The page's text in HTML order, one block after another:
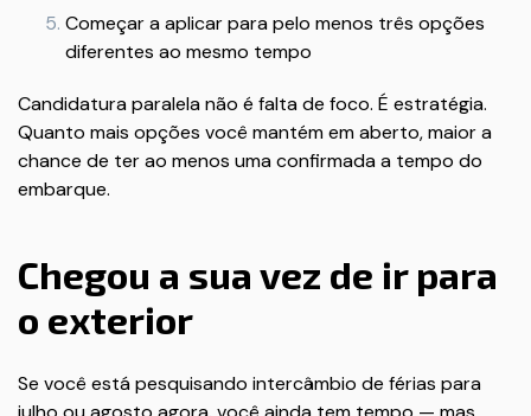
Começar a aplicar para pelo menos três opções
diferentes ao mesmo tempo
Candidatura paralela não é falta de foco. É estratégia.
Quanto mais opções você mantém em aberto, maior a
chance de ter ao menos uma confirmada a tempo do
embarque.
Chegou a sua vez de ir para
o exterior
Se você está pesquisando intercâmbio de férias para